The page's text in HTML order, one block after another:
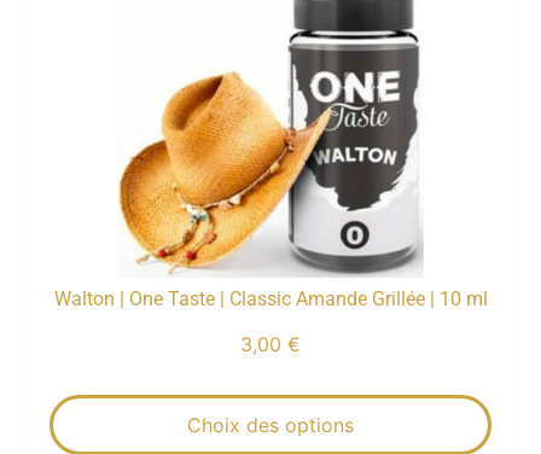
Walton | One Taste | Classic Amande Grillée | 10 ml
3,00 €
Choix des options